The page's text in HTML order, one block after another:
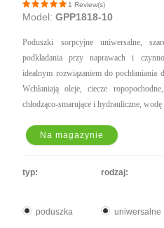
1 Review(s)
Model: GPP1818-10
Poduszki sorpcyjne uniwersalne,
podkładania przy naprawach i
idealnym rozwiązaniem do
Wchłaniają oleje, ciecze
chłodząco-smarujące i hydrauliczne,
Na magazynie
typ:
poduszka
rodzaj:
uniwersalne